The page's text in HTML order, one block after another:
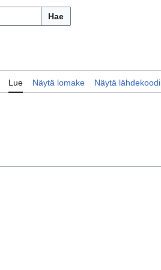
Hae
Lue Näytä lomake Näytä lähdekoodi